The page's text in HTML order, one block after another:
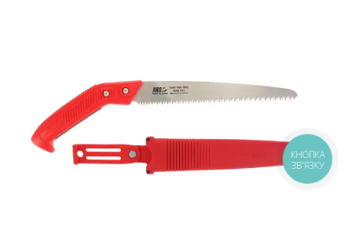
КНОПКА
ЗВ'ЯЗКУ